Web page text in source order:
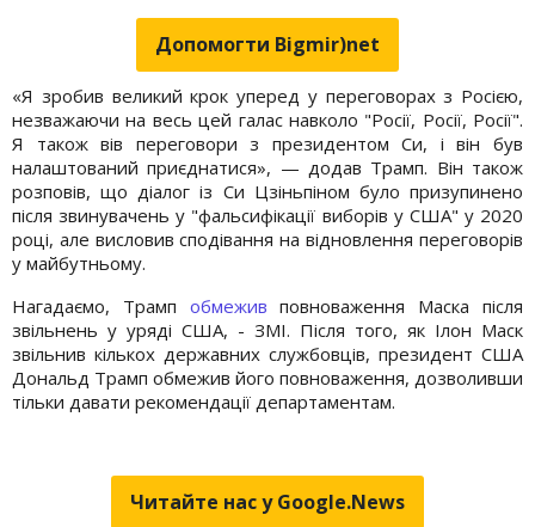
Допомогти Bigmir)net
«Я зробив великий крок уперед у переговорах з Росією,
незважаючи на весь цей галас навколо "Росії, Росії, Росії".
Я також вів переговори з президентом Си, і він був
налаштований приєднатися», — додав Трамп. Він також
розповів, що діалог із Си Цзіньпіном було призупинено
після звинувачень у "фальсифікації виборів у США" у 2020
році, але висловив сподівання на відновлення переговорів
у майбутньому.
Нагадаємо, Трамп обмежив повноваження Маска після
звільнень у уряді США, - ЗМІ. Після того, як Ілон Маск
звільнив кількох державних службовців, президент США
Дональд Трамп обмежив його повноваження, дозволивши
тільки давати рекомендації департаментам.
Читайте нас у Google.News